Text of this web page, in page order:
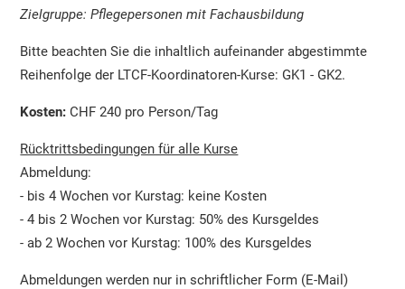
Zielgruppe: Pflegepersonen mit Fachausbildung
Bitte beachten Sie die inhaltlich aufeinander abgestimmte
Reihenfolge der LTCF-Koordinatoren-Kurse: GK1 - GK2.
Kosten:CHF 240 pro Person/Tag
Rücktrittsbedingungen für alle Kurse
Abmeldung:
- bis 4 Wochen vor Kurstag: keine Kosten
- 4 bis 2 Wochen vor Kurstag: 50% des Kursgeldes
- ab 2 Wochen vor Kurstag: 100% des Kursgeldes
Abmeldungen werden nur in schriftlicher Form (E-Mail)